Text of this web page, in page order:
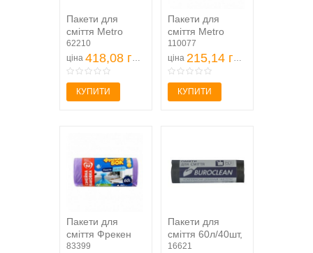
Пакети для
сміття Metro
Professional 60л
100шт
62210
ціна 418,08 грн
КУПИТИ
Пакети для
сміття Metro
Professional 60л
60*70см 30шт/уп
110077
ціна 215,14 грн
КУПИТИ
Пакети для
сміття Фрекен
Бок 60х80см 60л
83399
Пакети для
сміття 60л/40шт,
чорний (
16621